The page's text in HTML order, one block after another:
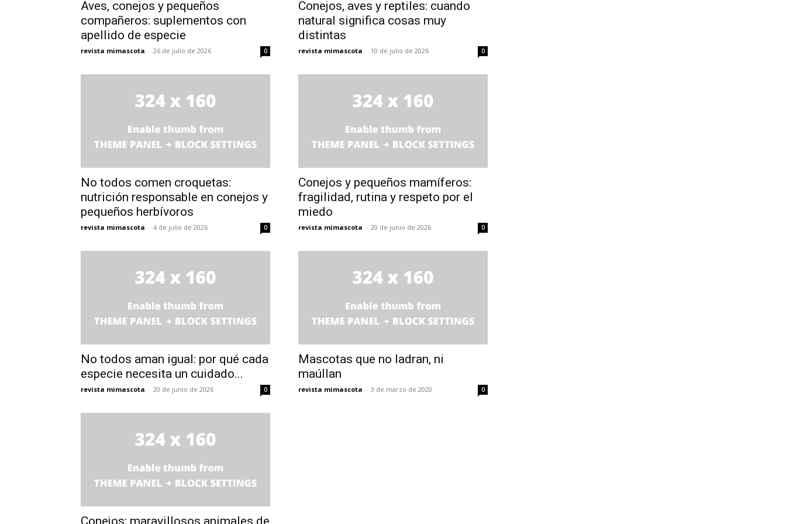
Aves, conejos y pequeños
compañeros: suplementos con
apellido de especie
revista mimascota - 26 de julio de 2026 0
Conejos, aves y reptiles: cuando
natural significa cosas muy
distintas
revista mimascota - 10 de julio de 2026 0
No todos comen croquetas:
nutrición responsable en conejos y
pequeños herbívoros
revista mimascota - 4 de julio de 2026 0
Conejos y pequeños mamíferos:
fragilidad, rutina y respeto por el
miedo
revista mimascota - 20 de junio de 2026 0
No todos aman igual: por qué cada
especie necesita un cuidado...
revista mimascota - 20 de junio de 2026 0
Mascotas que no ladran, ni
maúllan
revista mimascota - 3 de marzo de 2020 0
Conejos; maravillosos animales de